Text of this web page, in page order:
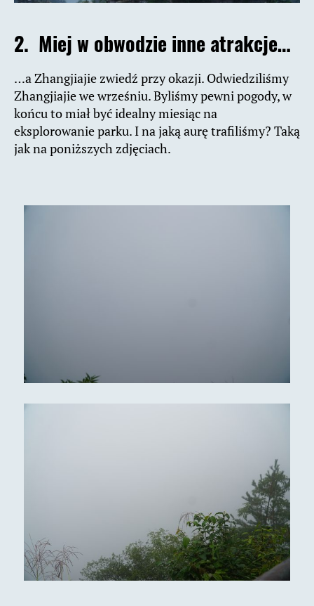
2. Miej w obwodzie inne atrakcje…
…a Zhangjiajie zwiedź przy okazji. Odwiedziliśmy
Zhangjiajie we wrześniu. Byliśmy pewni pogody, w
końcu to miał być idealny miesiąc na
eksplorowanie parku. I na jaką aurę trafiliśmy? Taką
jak na poniższych zdjęciach.